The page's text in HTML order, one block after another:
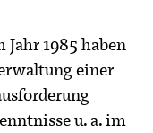
1985 haben
einer
u. a. im